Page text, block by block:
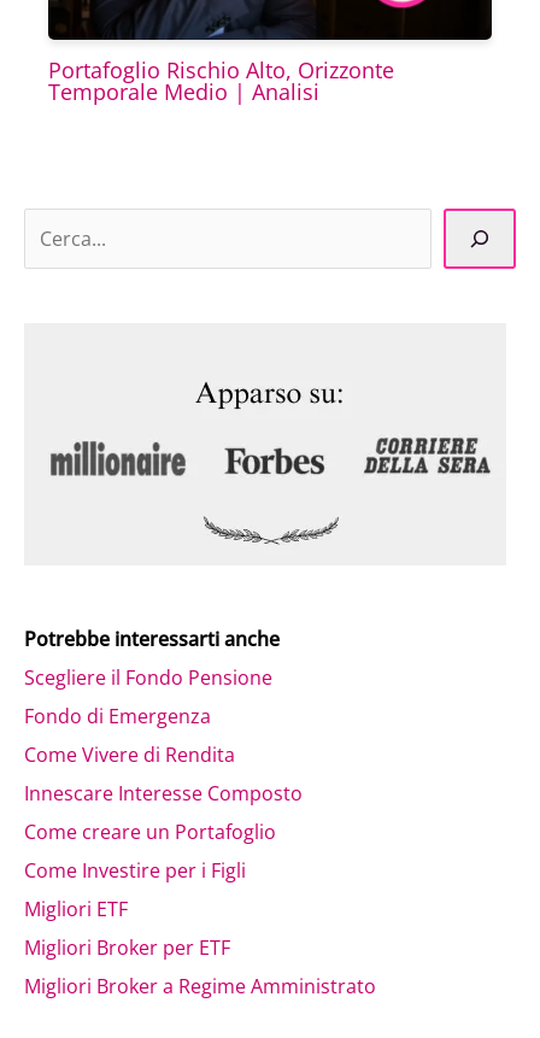
Portafoglio Rischio Alto, Orizzonte
Temporale Medio | Analisi
Potrebbe interessarti anche
Scegliere il Fondo Pensione
Fondo di Emergenza
Come Vivere di Rendita
Innescare Interesse Composto
Come creare un Portafoglio
Come Investire per i Figli
Migliori ETF
Migliori Broker per ETF
Migliori Broker a Regime Amministrato